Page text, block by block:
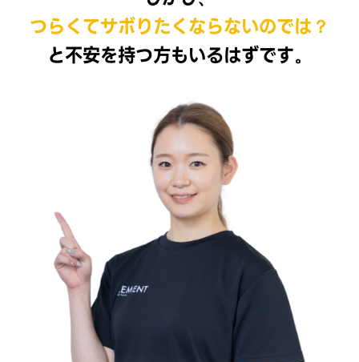
つらくてサボりたくならないのでは？
と不安を持つ方もいるはずです。